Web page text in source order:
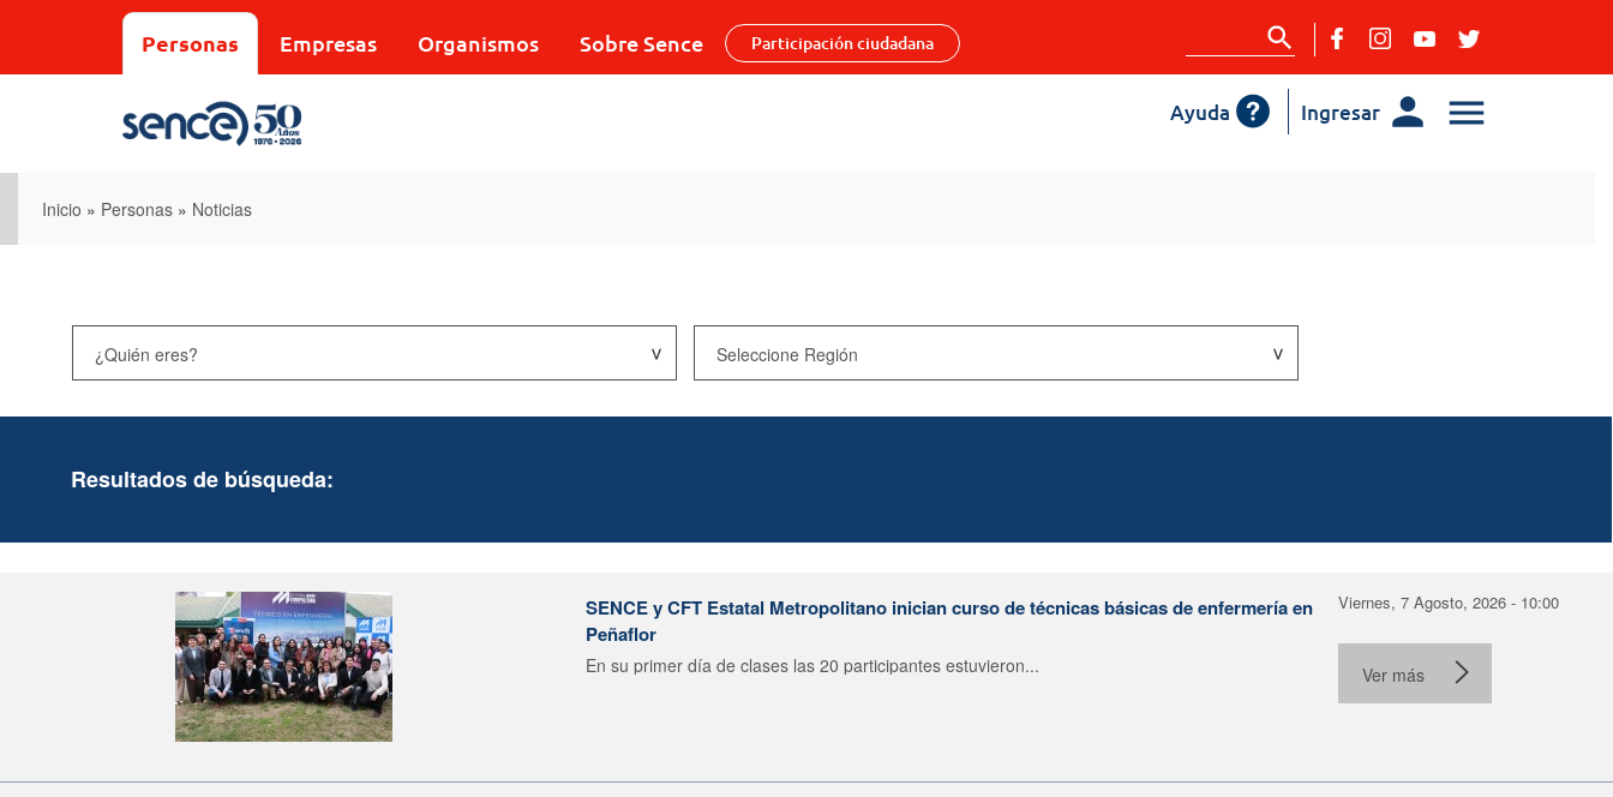
Personas Empresas Organismos Sobre Sence Participación ciudadana
Ingresar
Ayuda
Inicio » Personas » Noticias
Resultados de búsqueda:
SENCE y CFT Estatal Metropolitano inician curso de técnicas básicas de enfermería en
Peñaflor
En su primer día de clases las 20 participantes estuvieron...
Viernes, 7 Agosto, 2026 - 10:00
Ver más